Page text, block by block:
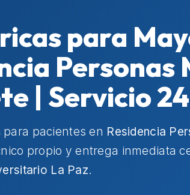
para
Personas
| Servicio
pacientes en Residencia
propio y entrega inmediata
La Paz.